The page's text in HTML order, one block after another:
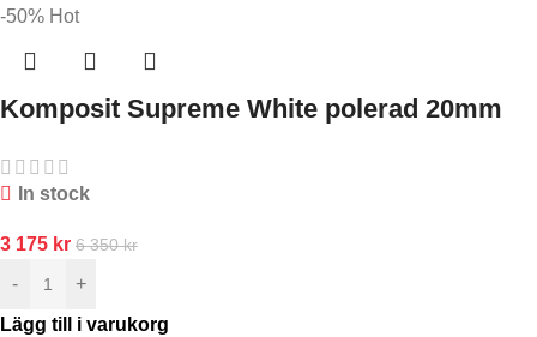
-50% Hot
Komposit Supreme White polerad 20mm
In stock
3 175 kr 6 350kr
-
+
Lägg till i varukorg